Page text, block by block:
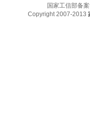
国家工信部备
Copyright 2007-2013